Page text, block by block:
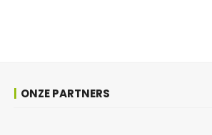
ONZE PARTNERS